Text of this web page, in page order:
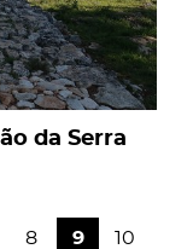
da Serra
8 9 10